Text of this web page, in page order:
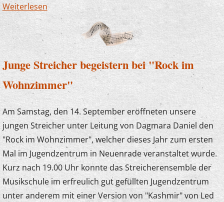
Weiterlesenüber Zauberlehrlinge im Kaisergarten
Junge Streicher begeistern bei "Rock im
Wohnzimmer"
Am Samstag, den 14. September eröffneten unsere
jungen Streicher unter Leitung von Dagmara Daniel den
"Rock im Wohnzimmer", welcher dieses Jahr zum ersten
Mal im Jugendzentrum in Neuenrade veranstaltet wurde.
Kurz nach 19.00 Uhr konnte das Streicherensemble der
Musikschule im erfreulich gut gefüllten Jugendzentrum
unter anderem mit einer Version von "Kashmir" von Led